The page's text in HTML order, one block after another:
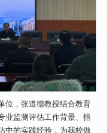
位，张道德教授结合教育
业监测评估工作背景、指
中的实践经验，为我校做